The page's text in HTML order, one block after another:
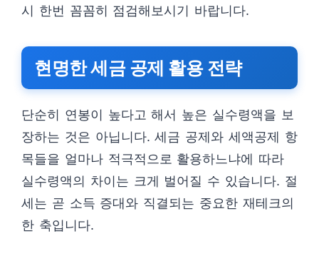
시 한번 꼼꼼히 점검해보시기 바랍니다.
현명한 세금 공제 활용 전략
단순히 연봉이 높다고 해서 높은 실수령액을 보
장하는 것은 아닙니다. 세금 공제와 세액공제 항
목들을 얼마나 적극적으로 활용하느냐에 따라
실수령액의 차이는 크게 벌어질 수 있습니다. 절
세는 곧 소득 증대와 직결되는 중요한 재테크의
한 축입니다.